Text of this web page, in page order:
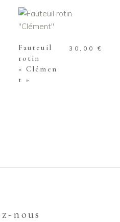
AJOUTER AU
PANIER
Fauteuil
rotin
« Clémen
t »
30,00 €
nous